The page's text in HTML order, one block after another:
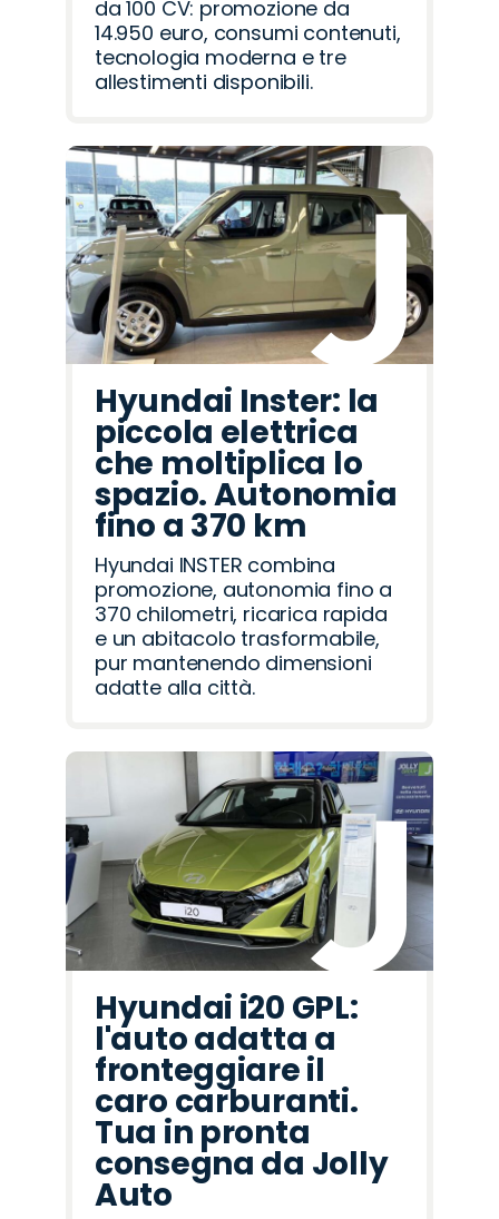
da 100 CV: promozione da
14.950 euro, consumi contenuti,
tecnologia moderna e tre
allestimenti disponibili.
Hyundai Inster: la
piccola elettrica
che moltiplica lo
spazio. Autonomia
fino a 370 km
Hyundai INSTER combina
promozione, autonomia fino a
370 chilometri, ricarica rapida
e un abitacolo trasformabile,
pur mantenendo dimensioni
adatte alla città.
Hyundai i20 GPL:
l'auto adatta a
fronteggiare il
caro carburanti.
Tua in pronta
consegna da Jolly
Auto